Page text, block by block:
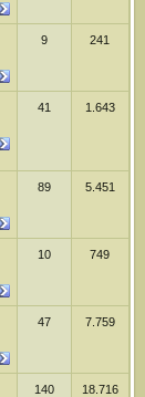
9 241
41 1.643
89 5.451
10 749
47 7.759
140 18.716